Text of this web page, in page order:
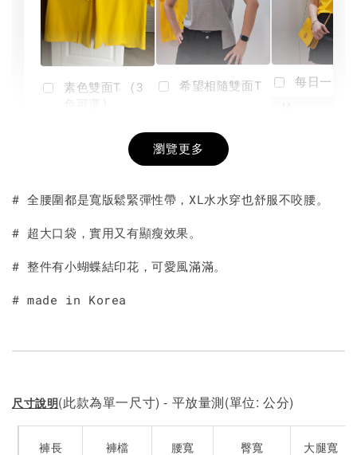
素色雙面T (3
+
希望相隨雙面T
NT$ 190
-
每日一笑
瀏覽更多
# 全腰圍都是寬版鬆緊彈性帶，XL水水穿也舒服不咬腰。
# 超大口袋，實用又有顯瘦效果。
# 整件有小蝴蝶結印花，可愛風滿滿。
# made in Korea
尺寸說明(此款為單一尺寸) - 平放量測(單位: 公分)
褲長 褲檔 腰寬 臀寬 大腿寬